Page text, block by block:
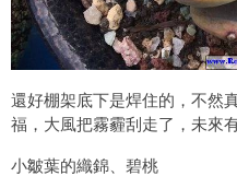
還好棚架底下是焊住的，不然
福，大風把霧霾刮走了，未來
小皺葉的織錦、碧桃